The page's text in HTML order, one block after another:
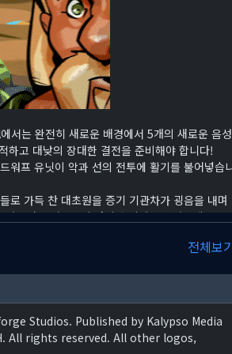
에서는 완전히 새로운 배경에서 5개의 새로운 음
하고 대낮의 장대한 결전을 준비해야 합니다!
워프 유닛이 악과 선의 전투에 활기를 불어넣습
로 가득 찬 대초원을 증기 기관차가 굉음을 내며
들어 드워프들의 마지막 티켓을 빼앗으세요.
영웅을 요리하는 증기 함정 같은 새로운 함정과
일드 웨스트가 되어 선에 대항하는 전투에 새로
전체보
Studios. Published by Kalypso Media
All rights reserved. All other logos,